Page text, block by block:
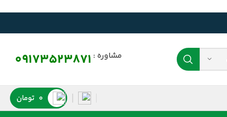
مشاوره : 09173523871
0 تومان